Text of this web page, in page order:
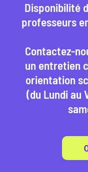
Disponibilité
professeurs
Contactez-
un entretien
orientation
(du Lundi au